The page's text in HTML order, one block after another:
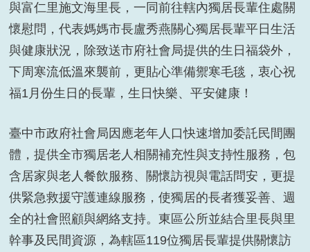
區長關懷富仁里陳姓獨居長輩
與富仁里施文海里長，一同前往轄內獨居長輩住處關
懷慰問，代表媽媽市長盧秀燕關心獨居長輩平日生活
與健康狀況，除致送市府社會局提供的生日福袋外，
下周寒流低溫來襲前，更貼心準備禦寒毛毯，衷心祝
福1月份生日的長輩，生日快樂、平安健康！
臺中市政府社會局因應老年人口快速增加委託民間團
體，提供全市獨居老人相關補充性與支持性服務，包
含居家與老人餐飲服務、關懷訪視與電話問安，更提
供緊急救援守護連線服務，使獨居的長者獲妥善、週
全的社會照顧與網絡支持。東區公所並結合里長與里
幹事及民間資源，為轄區119位獨居長輩提供關懷訪